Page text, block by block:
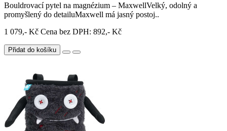
Bouldrovací pytel na magnézium – MaxwellVelký, odolný a
promyšlený do detailuMaxwell má jasný postoj..
1 079,- Kč Cena bez DPH: 892,- Kč
Přidat do košíku